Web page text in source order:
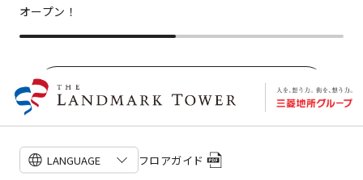
LANGUAGE フロアガイド
オープン！
OFFICIAL SNS